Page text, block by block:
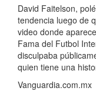
David Faitelson,
tendencia luego de
video donde
Fama del Futbol
disculpaba
quien tiene una
Vanguardia.com.mx